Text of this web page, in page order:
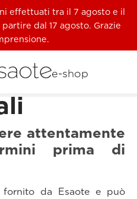
effettuati tra il 7 agosto e il
dal 17 agosto. Grazie
e-shop
attentamente
prima di
fornito da Esaote e può